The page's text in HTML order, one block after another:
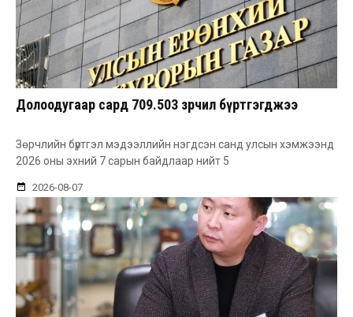
Долоодугаар сард 709.503 зөрчил бүртгэгджээ
Зөрчлийн бүртгэл мэдээллийн нэгдсэн санд улсын хэмжээнд
2026 оны эхний 7 сарын байдлаар нийт 5
2026-08-07